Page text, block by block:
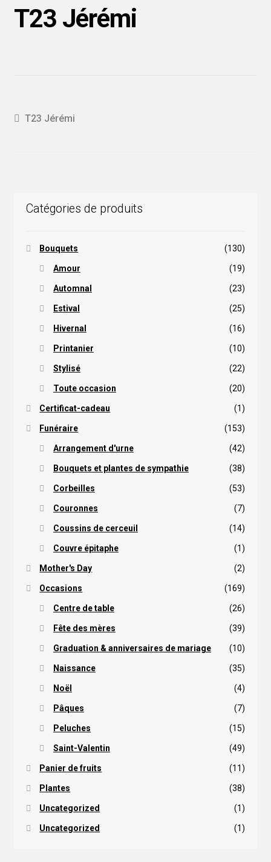
T23 Jérémi
Navigation
Article
T23 Jérémi
Catégories de produits
Bouquets (130)
Amour (19)
Automnal (23)
Estival (25)
Hivernal (16)
Printanier (10)
Stylisé (22)
Toute occasion (20)
Certificat-cadeau (1)
Funéraire (153)
Arrangement d'urne (42)
Bouquets et plantes de sympathie (38)
Corbeilles (53)
Couronnes (7)
Coussins de cerceuil (14)
Couvre épitaphe (1)
Mother's Day (2)
Occasions (169)
Centre de table (26)
Fête des mères (39)
Graduation & anniversaires de mariage (10)
Naissance (35)
Noël (4)
Pâques (7)
Peluches (15)
Saint-Valentin (49)
Panier de fruits (11)
Plantes (38)
Uncategorized (1)
Uncategorized (1)